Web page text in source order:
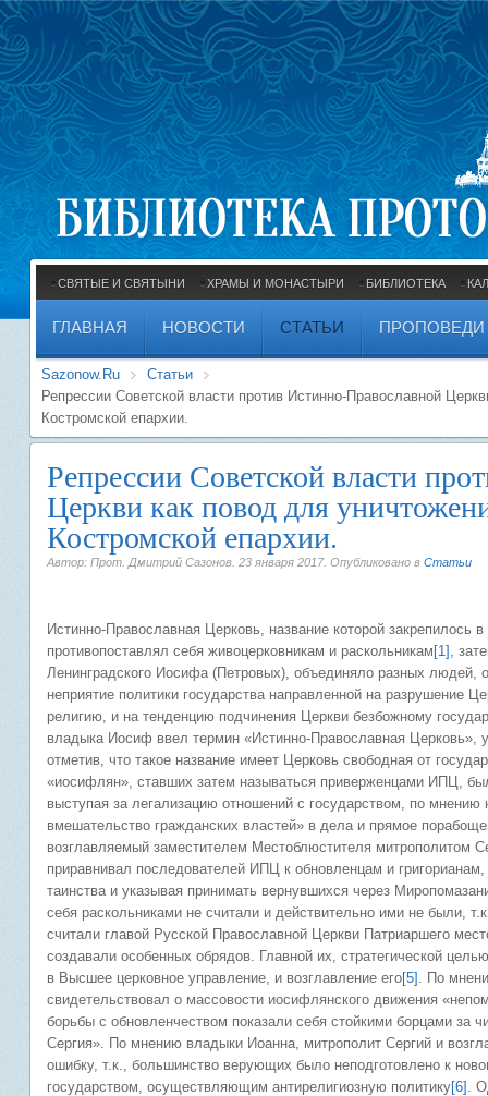
СВЯТЫЕ И СВЯТЫНИ ХРАМЫ И МОНАСТЫРИ БИБЛИОТЕКА
ГЛАВНАЯ НОВОСТИ СТАТЬИ ПРОПОВЕДИ
Sazonow.Ru
Статьи
Репрессии Советской власти против Истинно-Православной
Костромской епархии.
Репрессии Советской власти
Церкви как повод для
Костромской епархии.
Автор: Прот. Дмитрий Сазонов. 23 января 2017. Опубликовано в Статьи
Истинно-Православная Церковь, название которой закрепилось
противопоставлял себя живоцерковникам и раскольникам [1] ,
Ленинградского Иосифа (Петровых), объединяло разных людей,
неприятие политики государства направленной на разрушение
религию, и на тенденцию подчинения Церкви безбожному
владыка Иосиф ввел термин «Истинно-Православная Церковь»,
отметив, что такое название имеет Церковь свободная от
«иосифлян», ставших затем называться приверженцами ИПЦ,
выступая за легализацию отношений с государством, по
вмешательство гражданских властей» в дела и прямое
возглавляемый заместителем Местоблюстителя митрополитом
приравнивал последователей ИПЦ к обновленцам и
таинства и указывая принимать вернувшихся через
себя раскольниками не считали и действительно ими не были,
считали главой Русской Православной Церкви Патриаршего
создавали особенных обрядов. Главной их, стратегической
в Высшее церковное управление, и возглавление его[5] . По
свидетельствовал о массовости иосифлянского движения
борьбы с обновленчеством показали себя стойкими борцами за
Сергия». По мнению владыки Иоанна, митрополит Сергий и
ошибку, т.к., большинство верующих было неподготовлено к
государством, осуществляющим антирелигиозную политику[6] .